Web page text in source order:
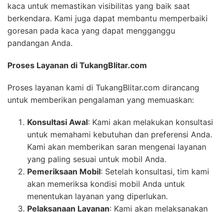
kaca untuk memastikan visibilitas yang baik saat
berkendara. Kami juga dapat membantu memperbaiki
goresan pada kaca yang dapat mengganggu
pandangan Anda.
Proses Layanan di TukangBlitar.com
Proses layanan kami di TukangBlitar.com dirancang
untuk memberikan pengalaman yang memuaskan:
Konsultasi Awal: Kami akan melakukan konsultasi
untuk memahami kebutuhan dan preferensi Anda.
Kami akan memberikan saran mengenai layanan
yang paling sesuai untuk mobil Anda.
Pemeriksaan Mobil: Setelah konsultasi, tim kami
akan memeriksa kondisi mobil Anda untuk
menentukan layanan yang diperlukan.
Pelaksanaan Layanan: Kami akan melaksanakan